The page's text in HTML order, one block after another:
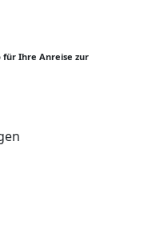
für Ihre Anreise zur